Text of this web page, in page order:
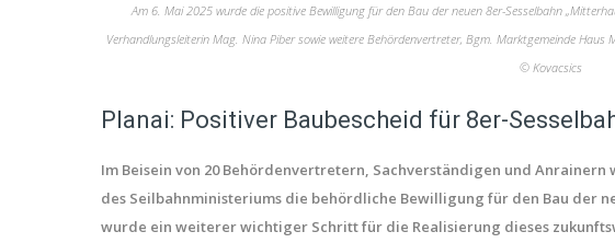
Am 6. Mai 2025 wurde die positive Bewilligung für den Bau der neuen 8er-Sesselbahn
Verhandlungsleiterin Mag. Nina Piber sowie weitere Behördenvertreter, Bgm. Marktgemeinde
© Kovacsics
Planai: Positiver Baubescheid für 8er-
Im Beisein von 20 Behördenvertretern, Sachverständigen und Anrainern
des Seilbahnministeriums die behördliche Bewilligung für den Bau der
wurde ein weiterer wichtiger Schritt für die Realisierung dieses